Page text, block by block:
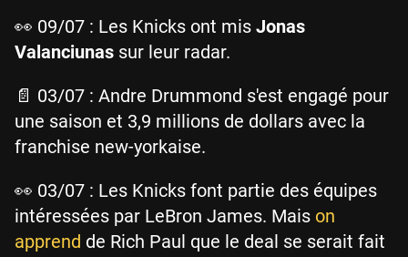
👀 09/07 : Les Knicks ont mis Jonas
Valanciunas sur leur radar.
📄 03/07 : Andre Drummond s'est engagé pour
une saison et 3,9 millions de dollars avec la
franchise new-yorkaise.
👀 03/07 : Les Knicks font partie des équipes
intéressées par LeBron James. Mais on
apprend de Rich Paul que le deal se serait fait